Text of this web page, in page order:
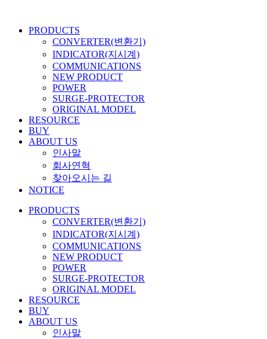
PRODUCTS
CONVERTER(변환기)
INDICATOR(지시계)
COMMUNICATIONS
NEW PRODUCT
POWER
SURGE-PROTECTOR
ORIGINAL MODEL
RESOURCE
BUY
ABOUT US
인사말
회사연혁
찾아오시는 길
NOTICE
PRODUCTS
CONVERTER(변환기)
INDICATOR(지시계)
COMMUNICATIONS
NEW PRODUCT
POWER
SURGE-PROTECTOR
ORIGINAL MODEL
RESOURCE
BUY
ABOUT US
인사말